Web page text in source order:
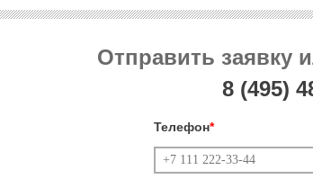
Отправить заявку
8 (495)
Телефон*